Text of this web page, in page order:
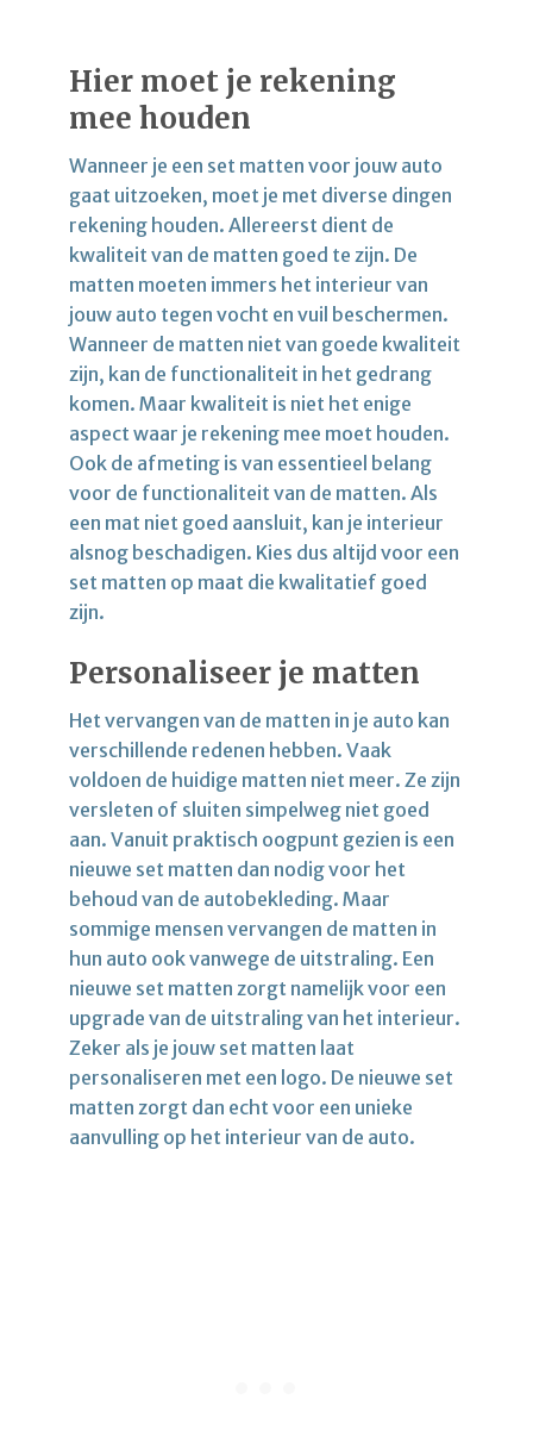
Hier moet je rekening
mee houden
Wanneer je een set matten voor jouw auto
gaat uitzoeken, moet je met diverse dingen
rekening houden. Allereerst dient de
kwaliteit van de matten goed te zijn. De
matten moeten immers het interieur van
jouw auto tegen vocht en vuil beschermen.
Wanneer de matten niet van goede kwaliteit
zijn, kan de functionaliteit in het gedrang
komen. Maar kwaliteit is niet het enige
aspect waar je rekening mee moet houden.
Ook de afmeting is van essentieel belang
voor de functionaliteit van de matten. Als
een mat niet goed aansluit, kan je interieur
alsnog beschadigen. Kies dus altijd voor een
set matten op maat die kwalitatief goed
zijn.
Personaliseer je matten
Het vervangen van de matten in je auto kan
verschillende redenen hebben. Vaak
voldoen de huidige matten niet meer. Ze zijn
versleten of sluiten simpelweg niet goed
aan. Vanuit praktisch oogpunt gezien is een
nieuwe set matten dan nodig voor het
behoud van de autobekleding. Maar
sommige mensen vervangen de matten in
hun auto ook vanwege de uitstraling. Een
nieuwe set matten zorgt namelijk voor een
upgrade van de uitstraling van het interieur.
Zeker als je jouw set matten laat
personaliseren met een logo. De nieuwe set
matten zorgt dan echt voor een unieke
aanvulling op het interieur van de auto.